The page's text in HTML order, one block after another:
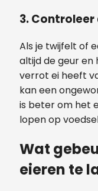
3.
Als je twijfelt of
altijd de geur en
verrot ei heeft
kan een
is beter om het
lopen op
Wat
eieren te